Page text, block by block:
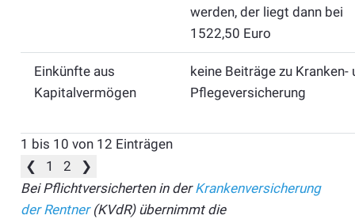
werden, der liegt dann bei
1522,50 Euro
Einkünfte aus
Kapitalvermögen
keine Beiträge zu Kranken-
Pflegeversicherung
1 bis 10 von 12 Einträgen
❮
1 2
❯
Bei Pflichtversicherten in derKrankenversicherung
der Rentner(KVdR) übernimmt die